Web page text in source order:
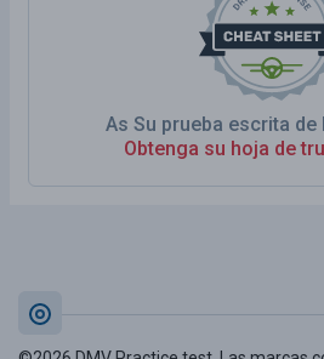
As Su prueba escrita de
Obtenga su hoja de